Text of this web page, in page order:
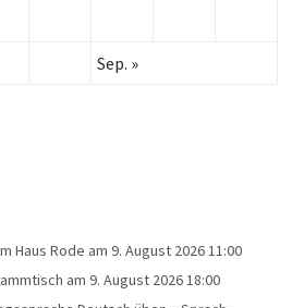
Sep. »
Haus Rode am 9. August 2026 11:00
am 9. August 2026 18:00